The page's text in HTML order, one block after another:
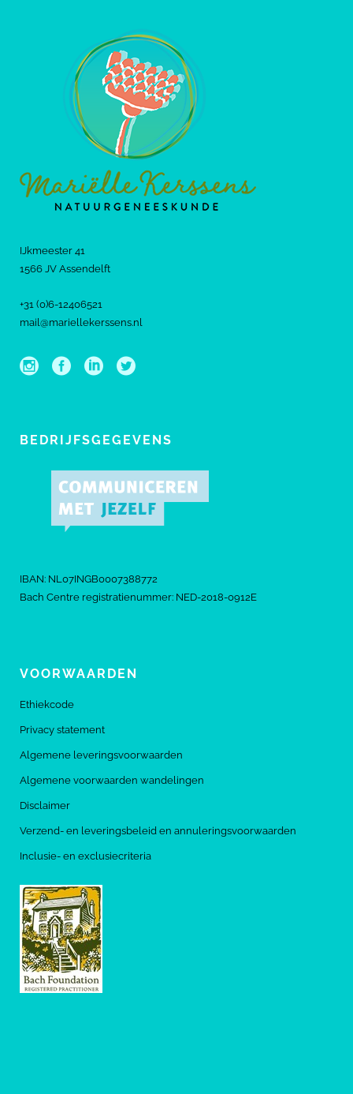
IJkmeester 41
1566 JV Assendelft
+31 (0)6-12406521
mail@mariellekerssens.nl
BEDRIJFSGEGEVENS
IBAN: NL07INGB0007388772
Bach Centre registratienummer: NED-2018-0912E
VOORWAARDEN
Ethiekcode
Privacy statement
Algemene leveringsvoorwaarden
Algemene voorwaarden wandelingen
Disclaimer
Verzend- en leveringsbeleid en annuleringsvoorwaarden
Inclusie- en exclusiecriteria